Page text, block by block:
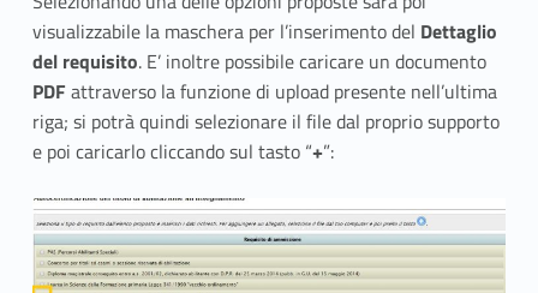
visualizzabile la maschera per l’inserimento del Dettaglio
del requisito. E’ inoltre possibile caricare un documento
PDF attraverso la funzione di upload presente nell’ultima
riga; si potrà quindi selezionare il file dal proprio supporto
e poi caricarlo cliccando sul tasto “+”: